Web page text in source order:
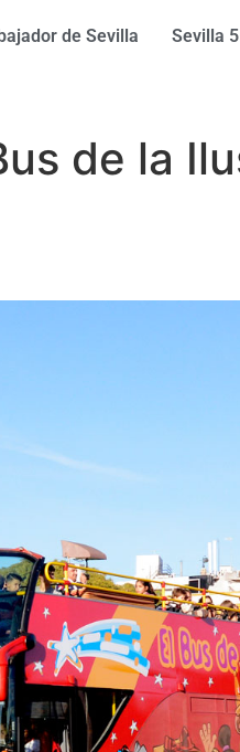
de Sevilla Sevilla
de la